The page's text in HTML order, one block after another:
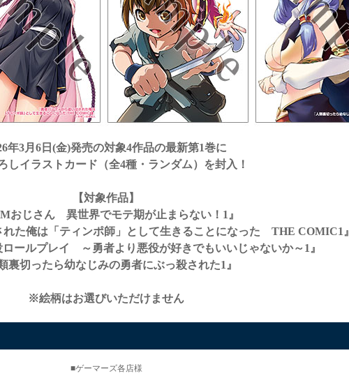
年3月6日(金)発売の対象4作品の最新第1巻に
しイラストカード（全4種・ランダム）を封入！
【対象作品】
おじさん 異世界でモテ期が止まらない！1』
れた俺は「ティンポ師」として生きることになった THE COMIC1』
ロールプレイ ～勇者より悪役が好きでもいいじゃないか～1』
裏切ったら幼なじみの勇者にぶっ殺された1』
※絵柄はお選びいただけません
ゲーマーズ各店様